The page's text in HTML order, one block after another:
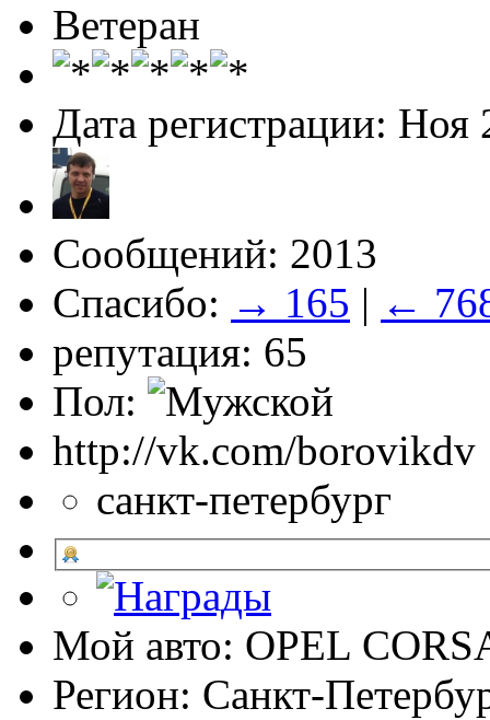
Ветеран
Дата регистрации: Ноя
Сообщений: 2013
Спасибо: → 165 | ←
репутация: 65
Пол:
http://vk.com/borovikdv
санкт-петербург
Мой авто: OPEL
Регион: Санкт-